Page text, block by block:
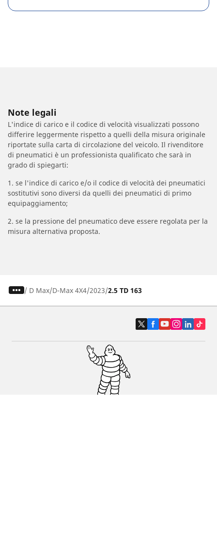
Note legali
L'indice di carico e il codice di velocità visualizzati possono
differire leggermente rispetto a quelli della misura originale
riportate sulla carta di circolazione del veicolo. Il rivenditore
di pneumatici è un professionista qualificato che sarà in
grado di spiegarti:
1. se l'indice di carico e/o il codice di velocità dei pneumatici
sostitutivi sono diversi da quelli dei pneumatici di primo
equipaggiamento;
2. se la pressione del pneumatico deve essere regolata per la
misura alternativa proposta.
/ D Max D-Max 4X4 2023 2.5 TD 163